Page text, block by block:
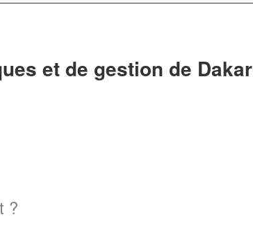
et de gestion de Dakar
?